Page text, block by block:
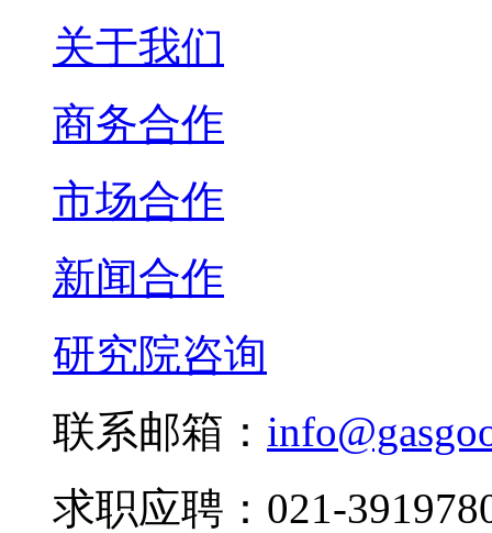
关于我们
商务合作
市场合作
新闻合作
研究院咨询
联系邮箱：
求职应聘：021-